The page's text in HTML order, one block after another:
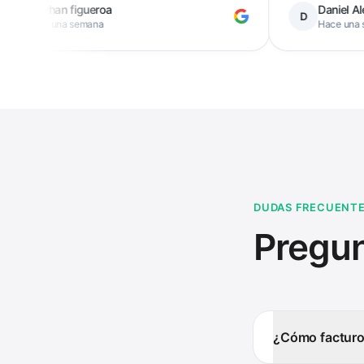
Daniel Alejandro
Hace una semana
DUDAS
¿Cómo